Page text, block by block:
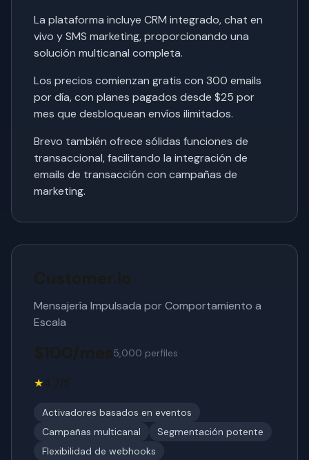
La plataforma incluye CRM integrado, chat en
vivo y SMS marketing, proporcionando una
solución multicanal completa.
Los precios comienzan gratis con 300 emails
por día, con planes pagados desde $25 por
mes que desbloquean envíos ilimitados.
Brevo también ofrece sólidas funciones de
transaccional, facilitando la integración de
emails de transacción con campañas de
marketing.
Customer.io
Mensajería Impulsada por Comportamiento a
Escala
$100/mes5,000 perfiles
★4.7/5
Activadores basados en eventos
Campañas multicanal
Segmentación potente
Flexibilidad de webhooks